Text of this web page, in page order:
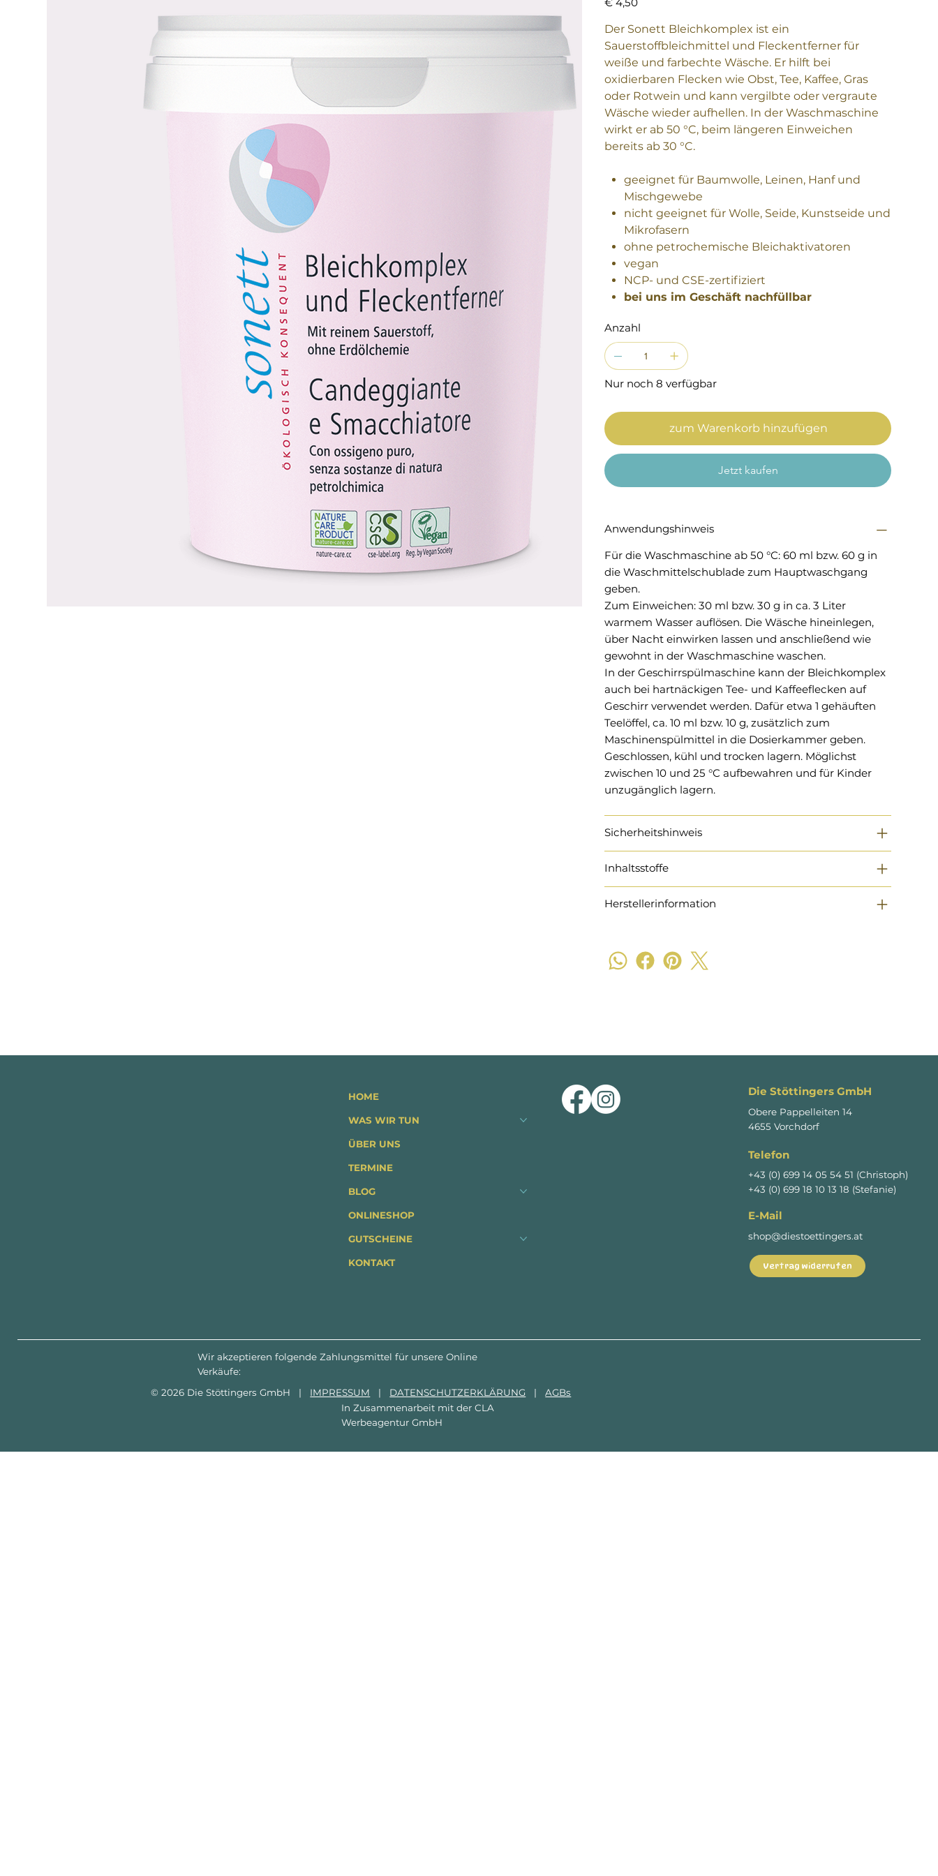
€ 4,50
Der Sonett Bleichkomplex ist ein
Sauerstoffbleichmittel und Fleckentferner für
weiße und farbechte Wäsche. Er hilft bei
oxidierbaren Flecken wie Obst, Tee, Kaffee, Gras
oder Rotwein und kann vergilbte oder vergraute
Wäsche wieder aufhellen. In der Waschmaschine
wirkt er ab 50 °C, beim längeren Einweichen
bereits ab 30 °C.
geeignet für Baumwolle, Leinen, Hanf und
Mischgewebe
nicht geeignet für Wolle, Seide, Kunstseide und
Mikrofasern
ohne petrochemische Bleichaktivatoren
vegan
NCP- und CSE-zertifiziert
bei uns im Geschäft nachfüllbar
Anzahl
Nur noch 8 verfügbar
zum Warenkorb hinzufügen
Jetzt kaufen
Anwendungshinweis
Für die Waschmaschine ab 50 °C: 60 ml bzw. 60 g in
die Waschmittelschublade zum Hauptwaschgang
geben.
Zum Einweichen: 30 ml bzw. 30 g in ca. 3 Liter
warmem Wasser auflösen. Die Wäsche hineinlegen,
über Nacht einwirken lassen und anschließend wie
gewohnt in der Waschmaschine waschen.
In der Geschirrspülmaschine kann der Bleichkomplex
auch bei hartnäckigen Tee- und Kaffeeflecken auf
Geschirr verwendet werden. Dafür etwa 1 gehäuften
Teelöffel, ca. 10 ml bzw. 10 g, zusätzlich zum
Maschinenspülmittel in die Dosierkammer geben.
Geschlossen, kühl und trocken lagern. Möglichst
zwischen 10 und 25 °C aufbewahren und für Kinder
unzugänglich lagern.
Sicherheitshinweis
Inhaltsstoffe
Herstellerinformation
HOME
WAS WIR TUN
ÜBER UNS
TERMINE
BLOG
ONLINESHOP
GUTSCHEINE
KONTAKT
Die Stöttingers GmbH
Obere Pappelleiten 14
4655 Vorchdorf
Telefon
+43 (0) 699 14 05 54 51 (Christoph)
+43 (0) 699 18 10 13 18 (Stefanie)
E-Mail
shop@diestoettingers.at
Vertrag widerrufen
Wir akzeptieren folgende Zahlungsmittel für unsere Online
Verkäufe:
© 2026 Die Stöttingers GmbH | IMPRESSUM | DATENSCHUTZERKLÄRUNG |AGBs
In Zusammenarbeit mit derCLA
Werbeagentur GmbH